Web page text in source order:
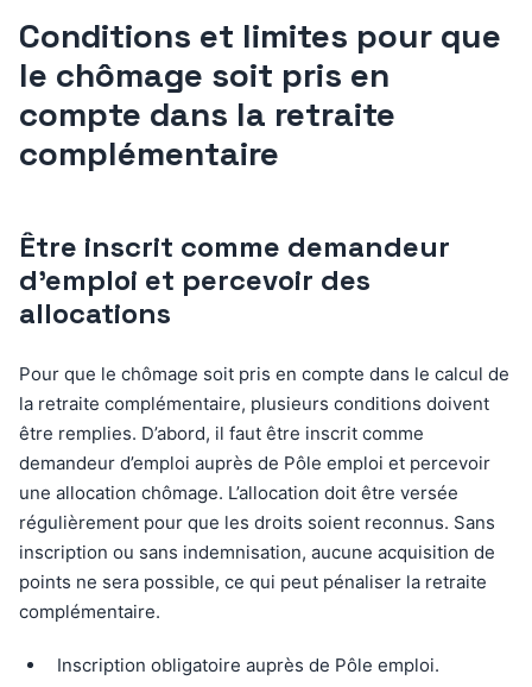
Conditions et limites pour que
le chômage soit pris en
compte dans la retraite
complémentaire
Être inscrit comme demandeur
d’emploi et percevoir des
allocations
Pour que le chômage soit pris en compte dans le calcul de
la retraite complémentaire, plusieurs conditions doivent
être remplies. D’abord, il faut être inscrit comme
demandeur d’emploi auprès de Pôle emploi et percevoir
une allocation chômage. L’allocation doit être versée
régulièrement pour que les droits soient reconnus. Sans
inscription ou sans indemnisation, aucune acquisition de
points ne sera possible, ce qui peut pénaliser la retraite
complémentaire.
Inscription obligatoire auprès de Pôle emploi.